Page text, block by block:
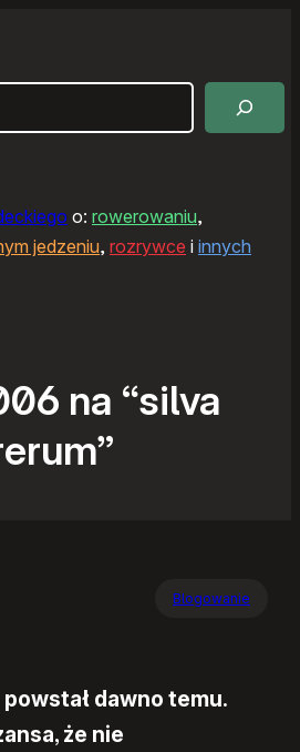
o: rowerowaniu,
jedzeniu, rozrywce i innych
na “silva
Blogowanie
dawno temu.
że nie